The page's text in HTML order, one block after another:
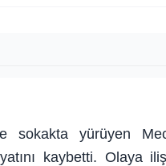
sokakta yürüyen
kaybetti.